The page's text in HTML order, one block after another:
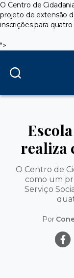
O Centro de
projeto de extensão
inscrições para
">
realiza
O Centro de
como um
Serviço
Por